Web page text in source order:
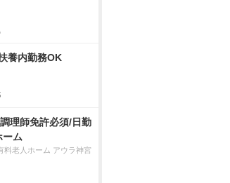
養内勤務OK
理師免許必須/日勤
ーム
料老人ホーム アウラ神宮